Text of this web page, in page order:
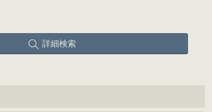
詳細検索